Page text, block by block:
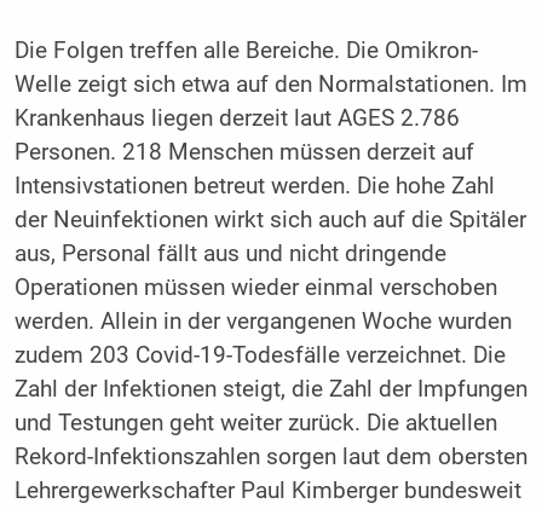
Die Folgen treffen alle Bereiche. Die Omikron-
Welle zeigt sich etwa auf den Normalstationen. Im
Krankenhaus liegen derzeit laut AGES 2.786
Personen. 218 Menschen müssen derzeit auf
Intensivstationen betreut werden. Die hohe Zahl
der Neuinfektionen wirkt sich auch auf die Spitäler
aus, Personal fällt aus und nicht dringende
Operationen müssen wieder einmal verschoben
werden. Allein in der vergangenen Woche wurden
zudem 203 Covid-19-Todesfälle verzeichnet. Die
Zahl der Infektionen steigt, die Zahl der Impfungen
und Testungen geht weiter zurück. Die aktuellen
Rekord-Infektionszahlen sorgen laut dem obersten
Lehrergewerkschafter Paul Kimberger bundesweit